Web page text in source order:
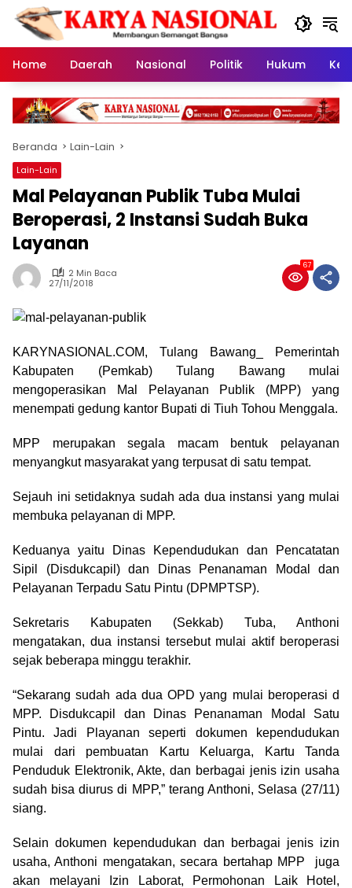
Langsung
konten
Home
Daerah Nasional Politik Hukum
Beranda Lain-Lain
Lain-Lain
Mal Pelayanan Publik Tuba Mulai
Beroperasi, 2 Instansi Sudah Buka
Layanan
2 Min Baca
27/11/2018
67
KARYNASIONAL.COM, Tulang Bawang_ Pemerintah
Kabupaten (Pemkab) Tulang Bawang mulai
mengoperasikan Mal Pelayanan Publik (MPP) yang
menempati gedung kantor Bupati di Tiuh Tohou Menggala.
MPP merupakan segala macam bentuk pelayanan
menyangkut masyarakat yang terpusat di satu tempat.
Sejauh ini setidaknya sudah ada dua instansi yang mulai
membuka pelayanan di MPP.
Keduanya yaitu Dinas Kependudukan dan Pencatatan
Sipil (Disdukcapil) dan Dinas Penanaman Modal dan
Pelayanan Terpadu Satu Pintu (DPMPTSP).
Sekretaris Kabupaten (Sekkab) Tuba, Anthoni
mengatakan, dua instansi tersebut mulai aktif beroperasi
sejak beberapa minggu terakhir.
“Sekarang sudah ada dua OPD yang mulai beroperasi d
MPP. Disdukcapil dan Dinas Penanaman Modal Satu
Pintu. Jadi Playanan seperti dokumen kependudukan
mulai dari pembuatan Kartu Keluarga, Kartu Tanda
Penduduk Elektronik, Akte, dan berbagai jenis izin usaha
sudah bisa diurus di MPP,” terang Anthoni, Selasa (27/11)
siang.
Selain dokumen kependudukan dan berbagai jenis izin
usaha, Anthoni mengatakan, secara bertahap MPP juga
akan melayani Izin Laborat, Permohonan Laik Hotel,